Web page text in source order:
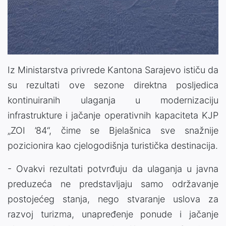
Iz Ministarstva privrede Kantona Sarajevo ističu da
su rezultati ove sezone direktna posljedica
kontinuiranih ulaganja u modernizaciju
infrastrukture i jačanje operativnih kapaciteta KJP
„ZOI ’84“, čime se Bjelašnica sve snažnije
pozicionira kao cjelogodišnja turistička destinacija.
- Ovakvi rezultati potvrđuju da ulaganja u javna
preduzeća ne predstavljaju samo održavanje
postojećeg stanja, nego stvaranje uslova za
razvoj turizma, unapređenje ponude i jačanje